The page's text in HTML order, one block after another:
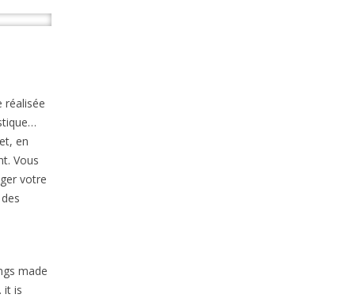
réalisée
en
Vous
votre
made
it is